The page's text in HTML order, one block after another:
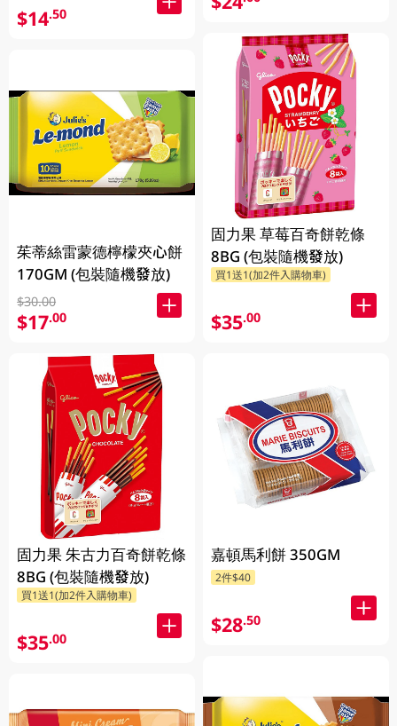
$14.50
茱蒂絲雷蒙德檸檬夾心餅
170GM (包裝隨機發放)
$30.00
$17.00
固力果 朱古力百奇餅乾條
8BG (包裝隨機發放)
買1送1(加2件入購物車)
$35.00
固力果 草莓百奇餅乾條
8BG (包裝隨機發放)
買1送1(加2件入購物車)
$35.00
嘉頓馬利餅 350GM
2件$40
$28.50